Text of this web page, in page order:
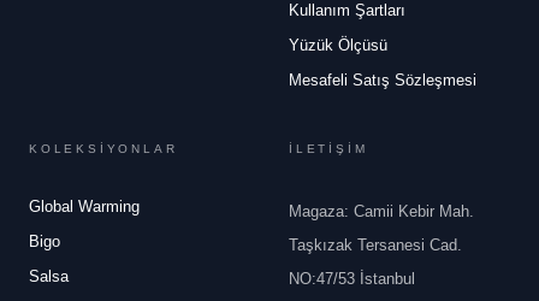
Kullanım Şartları
Yüzük Ölçüsü
Mesafeli Satış Sözleşmesi
KOLEKSİYONLAR
Global Warming
Bigo
Salsa
İLETİŞİM
Magaza: Camii Kebir Mah.
Taşkızak Tersanesi Cad.
NO:47/53 İstanbul